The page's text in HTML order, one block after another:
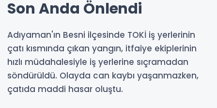
Son Anda Önlendi
Adıyaman'ın Besni ilçesinde TOKİ iş yerlerinin
çatı kısmında çıkan yangın, itfaiye ekiplerinin
hızlı müdahalesiyle iş yerlerine sıçramadan
söndürüldü. Olayda can kaybı yaşanmazken,
çatıda maddi hasar oluştu.